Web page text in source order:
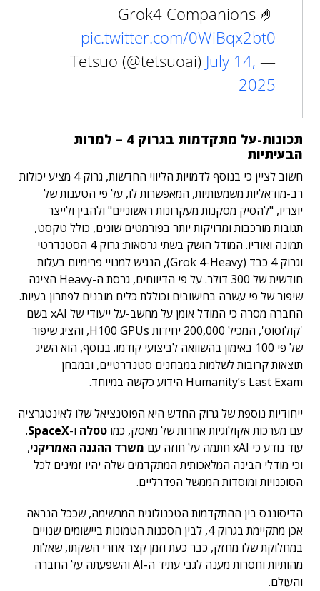
Grok4 Companions 🤌
pic.twitter.com/0WiBqx2bt0
— Tetsuo (@tetsuoai)
July 14,
2025
תכונות-על מתקדמות בגרוק 4 – למרות
הבעיתיות
חשוב לציין כי בנוסף לדמויות הליווי החדשות, גרוק 4 מציע יכולות
רב-מודאליות משמעותיות, המאפשרות לו, על פי הטענות של
יוצריו, "להסיק מסקנות מעקרונות ראשוניים" ולהבין ולייצר
תגובות מורכבות ומדויקות יותר בפורמטים שונים, כולל טקסט,
תמונה ואודיו. המודל הושק בשתי גרסאות: גרוק 4 הסטנדרטי
וגרוק 4 כבד (Grok 4-Heavy), הנגיש למנויי פרימיום בעלות
חודשית של 300 דולר. על פי הדיווחים, גרסת ה-Heavy הציגה
שיפור של פי עשרה בחישובים וכוללת כלים מובנים לפתרון בעיות.
החברה מסרה כי המודל אומן על מחשב-על ייעודי של xAI בשם
'קולוסוס', המכיל 200,000 יחידות H100 GPUs, והציג שיפור
של פי 100 באימון בהשוואה לביצועי קודמו. בנוסף, הוא השיג
תוצאות קרובות לשלמות במבחנים סטנדרטיים, ובמבחן
Humanity’s Last Exam הידוע כקשה במיוחד.
ייחודיות נוספת של גרוק החדש היא הפוטנציאל שלו לאינטגרציה
עם מערכות אקולוגיות אחרות של מאסק, כמו טסלה ו-SpaceX
.
עוד נודע כי xAI חתמה על חוזה עם
משרד ההגנה האמריקני,
וכי מודלי הבינה המלאכותית המתקדמים שלה יהיו זמינים לכל
הסוכנויות ומוסדות הממשל הפדרליים.
הדיסוננס בין ההתקדמות הטכנולוגית המרשימה, שככל הנראה
אכן מתקיימת בגרוק 4, לבין הסכנות הטמונות ביישומים שנויים
במחלוקת שלו מחזק, כבר כעת וזמן קצר אחרי השקתו, שאלות
מהותיות וחסרות מענה לגבי עתיד ה-AI והשפעתה על החברה
והעולם.